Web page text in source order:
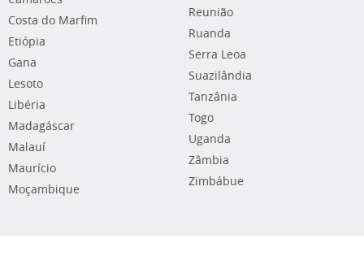
Costa do Marfim
Etiópia
Gana
Lesoto
Libéria
Madagáscar
Malauí
Maurício
Moçambique
Reunião
Ruanda
Serra Leoa
Suazilândia
Tanzânia
Togo
Uganda
Zâmbia
Zimbábue